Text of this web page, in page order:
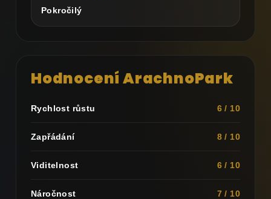
Pokročilý
Hodnocení ArachnoPark
Rychlost růstu 6 / 10
Zapřádání 8 / 10
Viditelnost 6 / 10
Náročnost 7 / 10